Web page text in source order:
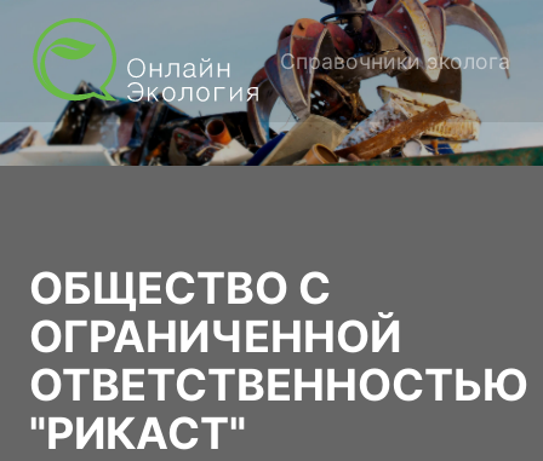
Справочники эколога
ОБЩЕСТВО С
ОГРАНИЧЕННОЙ
ОТВЕТСТВЕННОСТЬЮ
"РИКАСТ"